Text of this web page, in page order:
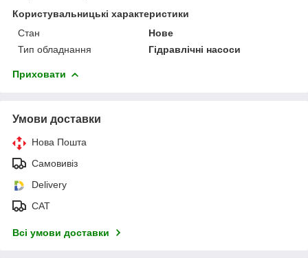
Користувальницькі характеристики
Стан
Нове
Тип обладнання
Гідравлічні насоси
Приховати
Умови доставки
Нова Пошта
Самовивіз
Delivery
САТ
Всі умови доставки